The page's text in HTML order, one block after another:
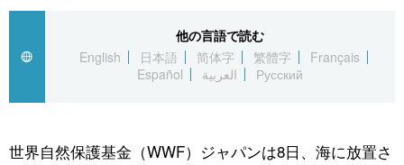
Русский
経済・ビジネス
国際
トップ
アーカイブ
In-depth
Japan Data
他の言語で読む
English
日本語 简体字 繁體字
Français
Español
العربية Русский
世界自然保護基金（WWF）ジャパンは8日、海に放置さ